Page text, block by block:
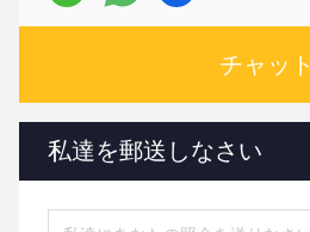
チャット
私達を郵送しなさい